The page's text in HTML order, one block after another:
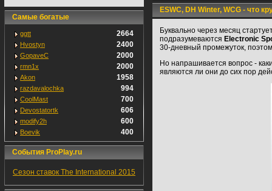
Самые богатые
ggtt 2664
Hvostyn 2400
GopaveC 2000
rmn1x 2000
Akon 1958
razdavalochka 994
CoolMast 700
Devostatortk 606
modify2h 600
Boevik 400
События ProPlay.ru
Сезон ставок The International 2015
ESWC, DH Winter, WCG - что
Буквально через месяц
подразумеваются Electronic
30-дневный промежуток,
Но напрашивается вопрос -
являются ли они до сих пор